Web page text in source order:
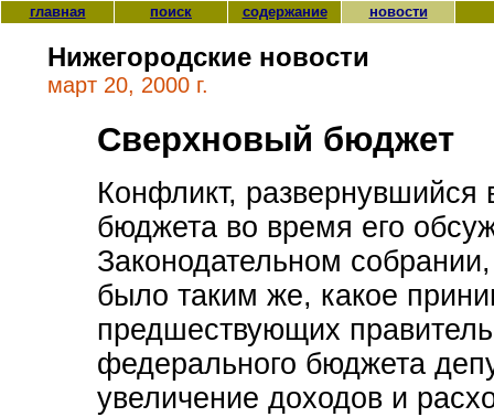
главная поиск содержание новости
Нижегородские новости
март 20, 2000 г.
Сверхновый бюджет
Конфликт, развернувшийся
бюджета во время его
Законодательном
было таким же, какое
предшествующих
федерального бюджета
увеличение доходов и